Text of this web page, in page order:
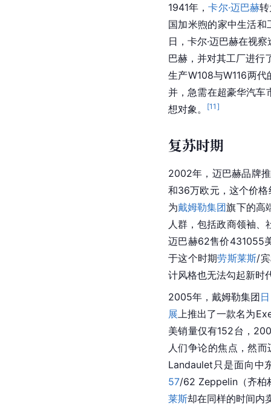
1941年，卡尔·迈巴赫
国加米煦的家中生活
日，卡尔·迈巴赫在视
巴赫，并对其工厂进行
生产W108与W116两
并，急需在超豪华汽车
想对象。
[11 ]
复苏时期
2002年，迈巴赫品牌
和36万欧元，这个价
为戴姆勒集团旗下的高
人群，包括政商领袖
迈巴赫62售价431055
于这个时期劳斯莱斯/
计风格也无法勾起新时
2005年，戴姆勒集团
展上推出了一款名为
美销量仅有152台，
人们争论的焦点，然
Landaulet只是面向中
57/62 Zeppelin（齐柏
莱斯却在同样的时间内